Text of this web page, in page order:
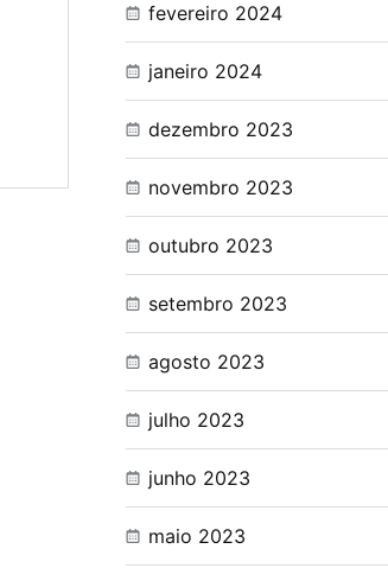
fevereiro 2024
janeiro 2024
dezembro 2023
novembro 2023
outubro 2023
setembro 2023
agosto 2023
julho 2023
junho 2023
maio 2023